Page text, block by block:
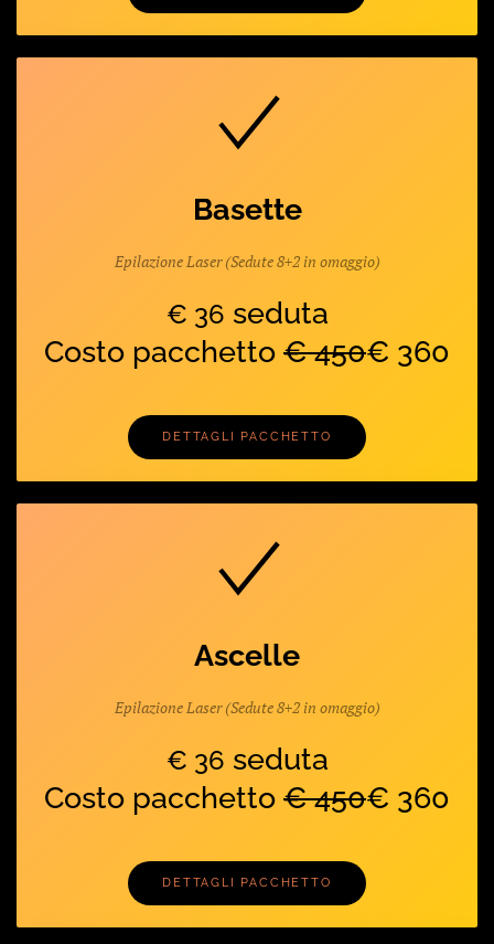
Basette
Epilazione Laser (Sedute 8+2 in omaggio)
€ 36 seduta
Costo pacchetto € 450€ 360
DETTAGLI PACCHETTO
Ascelle
Epilazione Laser (Sedute 8+2 in omaggio)
€ 36 seduta
Costo pacchetto € 450€ 360
DETTAGLI PACCHETTO